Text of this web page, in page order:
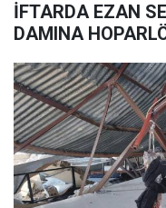
İFTARDA EZAN
DAMINA